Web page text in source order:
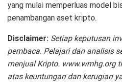
yang mulai memperluas model
penambangan aset kripto.
Disclaimer: Setiap keputusan
pembaca. Pelajari dan analisis
menjual Kripto. www.wmhg.org
atas keuntungan dan kerugian